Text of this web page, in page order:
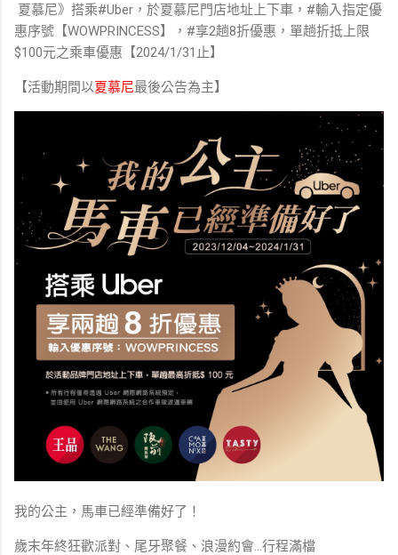
夏慕尼》搭乘#Uber，於夏慕尼門店地址上下車，#輸入指定優
惠序號【WOWPRINCESS】，#享2趟8折優惠，單趟折抵上限
$100元之乘車優惠【2024/1/31止】
【活動期間以夏慕尼最後公告為主】
我的公主，馬車已經準備好了！
歲末年終狂歡派對、尾牙聚餐、浪漫約會...行程滿檔